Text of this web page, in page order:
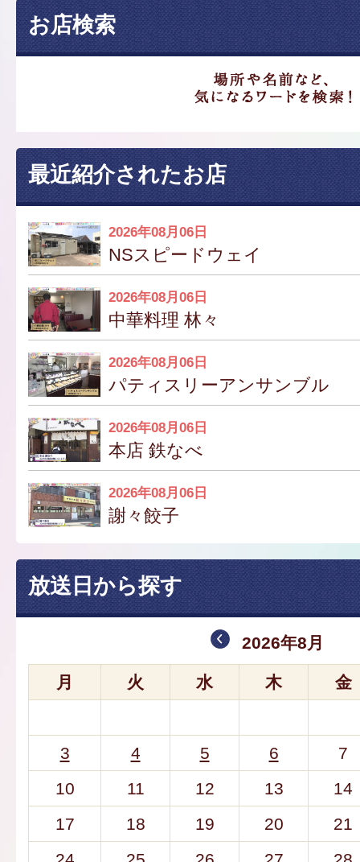
お店検索
最近紹介されたお店
2026年08月06日
NSスピードウェイ
2026年08月06日
中華料理 林々
2026年08月06日
パティスリーアンサンブル
2026年08月06日
本店 鉄なべ
2026年08月06日
謝々餃子
放送日から探す
2026年8月
月 火 水 木 金
3 4 5 6
7
10
11 12 13
14
17
18 19 20
21